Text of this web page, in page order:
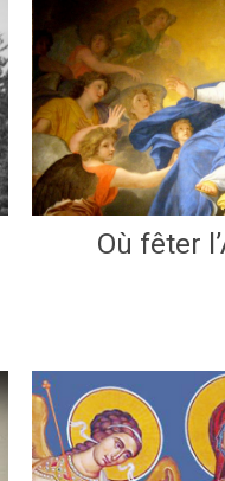
Où fêter